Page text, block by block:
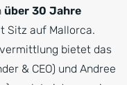
über 30 Jahre
Sitz auf Mallorca.
bietet das
& CEO) und Andree